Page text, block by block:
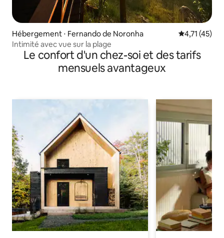
Hébergement ⋅ Fernando de Noronha Évaluation
4,71 (45)
Intimité avec vue sur la plage
Le confort d'un chez-soi et des tarifs
mensuels avantageux